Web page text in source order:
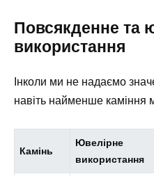
Повсякденне та
використання
Інколи ми не надаємо
навіть найменше каміння
Камінь
Ювелірне
використання